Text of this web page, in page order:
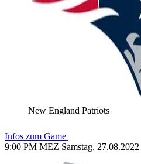
New England Patriots
Infos zum Game
9:00 PM MEZ Samstag, 27.08.2022